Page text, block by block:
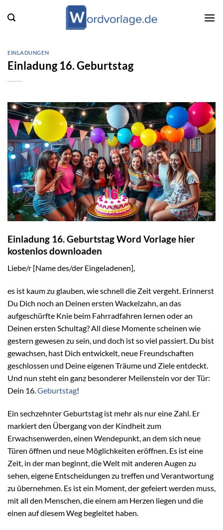
Inhalt
EINLADUNGEN
Einladung 16. Geburtstag
Einladung 16. Geburtstag Word Vorlage hier
kostenlos downloaden
Liebe/r [Name des/der Eingeladenen],
es ist kaum zu glauben, wie schnell die Zeit vergeht. Erinnerst
Du Dich noch an Deinen ersten Wackelzahn, an das
aufgeschürfte Knie beim Fahrradfahren lernen oder an
Deinen ersten Schultag? All diese Momente scheinen wie
gestern gewesen zu sein, und doch ist so viel passiert. Du bist
gewachsen, hast Dich entwickelt, neue Freundschaften
geschlossen und Deine eigenen Träume und Ziele entdeckt.
Und nun steht ein ganz besonderer Meilenstein vor der Tür:
Dein 16.Geburtstag!
Ein sechzehnter Geburtstag ist mehr als nur eine Zahl. Er
markiert den Übergang von der Kindheit zum
Erwachsenwerden, einen Wendepunkt, an dem sich neue
Türen öffnen und neue Möglichkeiten eröffnen. Es ist eine
Zeit, in der man beginnt, die Welt mit anderen Augen zu
sehen, eigene Entscheidungen zu treffen und Verantwortung
zu übernehmen. Es ist ein Moment, der gefeiert werden muss,
mit all den Menschen, die einem am Herzen liegen und die
einen auf diesem Weg begleitet haben.